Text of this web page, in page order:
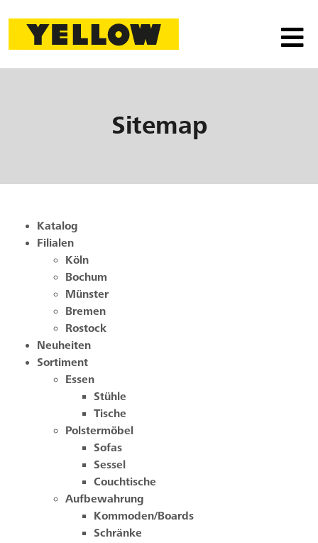
Sitemap
Katalog
Filialen
Köln
Bochum
Münster
Bremen
Rostock
Neuheiten
Sortiment
Essen
Stühle
Tische
Polstermöbel
Sofas
Sessel
Couchtische
Aufbewahrung
Kommoden/Boards
Schränke